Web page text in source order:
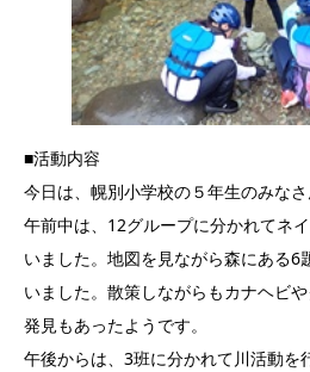
■活動内容
今日は、幌別小学校の５年生のみなさ
午前中は、12グループに分かれてネ
いました。地図を見ながら森にある6
いました。散策しながらもカナヘビ
発見もあったようです。
午後からは、3班に分かれて川活動を